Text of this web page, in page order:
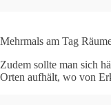
Mehrmals am Tag
Zudem sollte man sich
Orten aufhält, wo von